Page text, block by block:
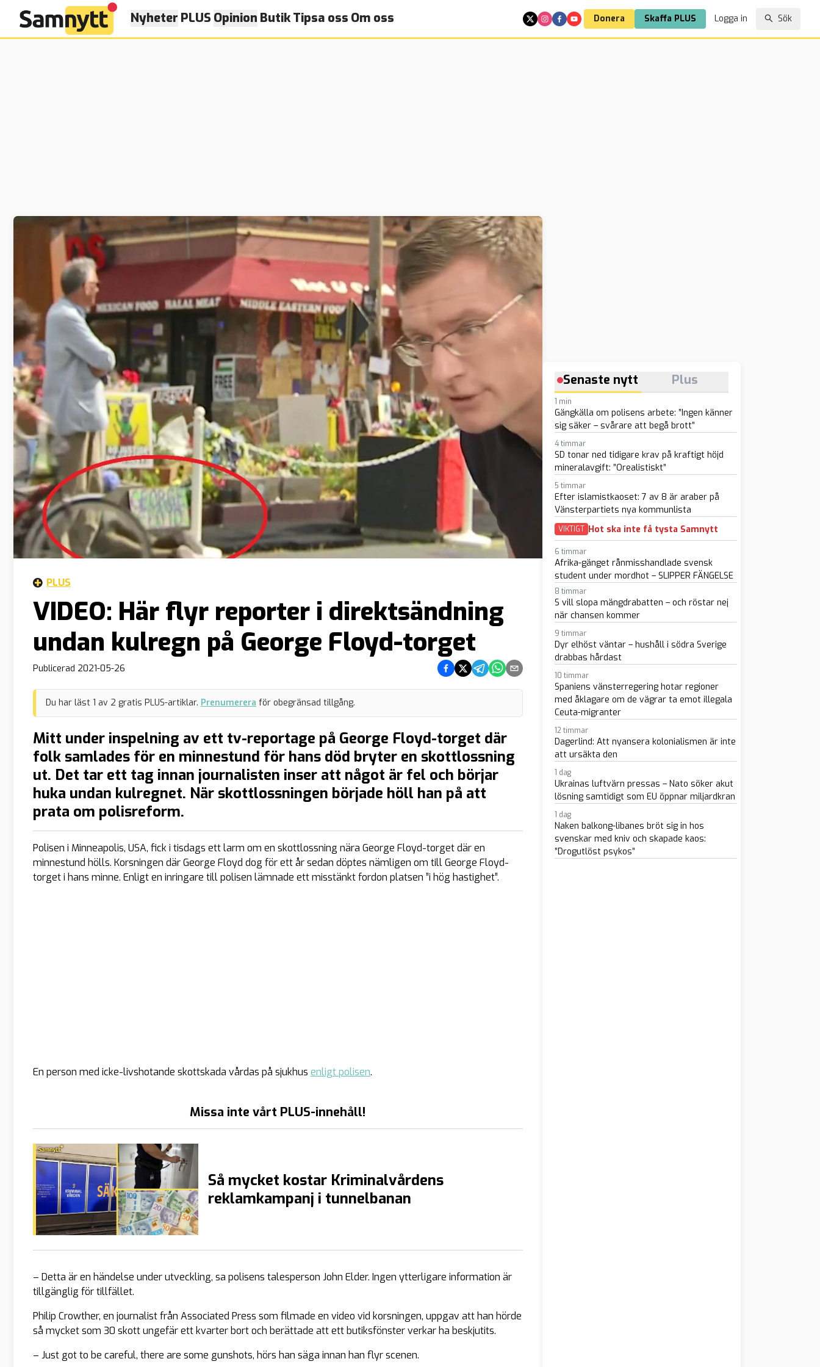
Nyheter PLUS Opinion ButikTipsa oss Om oss Donera Skaffa PLUS Logga in Sök
PLUS
VIDEO: Här flyr reporter i direktsändning
undan kulregn på George Floyd-torget
Publicerad 2021-05-26 Dela på Facebook
Dela på Twitter
Dela på Telegram
Dela på Whatsapp
Dela via e-post
Du har läst 1 av 2 gratis PLUS-artiklar. Prenumerera för obegränsad tillgång.
Mitt under inspelning av ett tv-reportage på George Floyd-torget där
folk samlades för en minnestund för hans död bryter en skottlossning
ut. Det tar ett tag innan journalisten inser att något är fel och börjar
huka undan kulregnet. När skottlossningen började höll han på att
prata om polisreform.
Polisen i Minneapolis, USA, fick i tisdags ett larm om en skottlossning nära George Floyd-torget där en
minnestund hölls. Korsningen där George Floyd dog för ett år sedan döptes nämligen om till George Floyd-
torget i hans minne. Enligt en inringare till polisen lämnade ett misstänkt fordon platsen ”i hög hastighet”.
En person med icke-livshotande skottskada vårdas på sjukhus enligt polisen.
Missa inte vårt PLUS-innehåll!
Så mycket kostar Kriminalvårdens
reklamkampanj i tunnelbanan
– Detta är en händelse under utveckling, sa polisens talesperson John Elder. Ingen ytterligare information är
tillgänglig för tillfället.
Philip Crowther, en journalist från Associated Press som filmade en video vid korsningen, uppgav att han hörde
så mycket som 30 skott ungefär ett kvarter bort och berättade att ett butiksfönster verkar ha beskjutits.
– Just got to be careful, there are some gunshots, hörs han säga innan han flyr scenen.
Senaste nytt Plus
1 min
Gängkälla om polisens arbete: ”Ingen känner
sig säker – svårare att begå brott”
4 timmar
SD tonar ned tidigare krav på kraftigt höjd
mineralavgift: ”Orealistiskt”
5 timmar
Efter islamistkaoset: 7 av 8 är araber på
Vänsterpartiets nya kommunlista
VIKTIGT Hot ska inte få tysta Samnytt
6 timmar
Afrika-gänget rånmisshandlade svensk
student under mordhot – SLIPPER FÄNGELSE
8 timmar
S vill slopa mängdrabatten – och röstar nej
när chansen kommer
9 timmar
Dyr elhöst väntar – hushåll i södra Sverige
drabbas hårdast
10 timmar
Spaniens vänsterregering hotar regioner
med åklagare om de vägrar ta emot illegala
Ceuta-migranter
12 timmar
Dagerlind: Att nyansera kolonialismen är inte
att ursäkta den
1 dag
Ukrainas luftvärn pressas – Nato söker akut
lösning samtidigt som EU öppnar miljardkran
1 dag
Naken balkong-libanes bröt sig in hos
svenskar med kniv och skapade kaos:
”Drogutlöst psykos”